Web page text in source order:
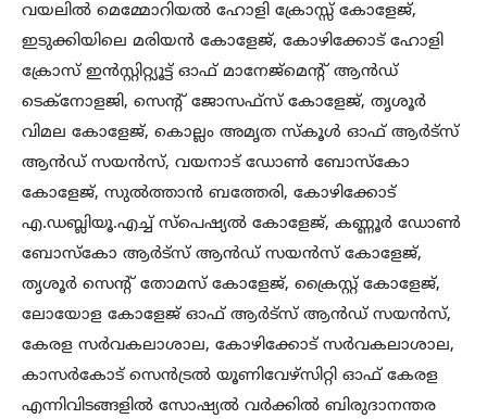
വയലിൽ മെമ്മോറിയൽ ഹോളി ക്രോസ്സ് കോളേജ്,
ഇടുക്കിയിലെ മരിയൻ കോളേജ്, കോഴിക്കോട് ഹോളി
ക്രോസ് ഇൻസ്റ്റിറ്റ്യൂട്ട് ഓഫ് മാനേജ്മെന്റ് ആൻഡ്
ടെക്നോളജി, സെന്റ് ജോസഫ്സ് കോളേജ്, തൃശൂർ
വിമല കോളേജ്, കൊല്ലം അമൃത സ്കൂൾ ഓഫ് ആർട്സ്
ആൻഡ് സയൻസ്, വയനാട് ഡോൺ ബോസ്കോ
കോളേജ്, സുൽത്താൻ ബത്തേരി, കോഴിക്കോട്
എ.ഡബ്ലിയൂ.എച്ച് സ്പെഷ്യൽ കോളേജ്, കണ്ണൂർ ഡോൺ
ബോസ്കോ ആർട്സ് ആൻഡ് സയൻസ് കോളേജ്,
തൃശൂർ സെന്റ് തോമസ് കോളേജ്, ക്രൈസ്റ്റ് കോളേജ്,
ലോയോള കോളേജ് ഓഫ് ആർട്സ് ആൻഡ് സയൻസ്,
കേരള സർവകലാശാല, കോഴിക്കോട് സർവകലാശാല,
കാസർകോട് സെൻട്രൽ യൂണിവേഴ്സിറ്റി ഓഫ് കേരള
എന്നിവിടങ്ങളിൽ സോഷ്യൽ വർക്കിൽ ബിരുദാനന്തര